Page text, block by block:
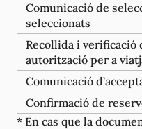
Comunicació de
seleccionats
Recollida i verificació
autorització per a
Comunicació
Confirmació de
* En cas que la